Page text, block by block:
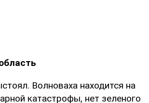
Волноваха находится на
катастрофы, нет зеленого